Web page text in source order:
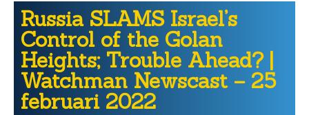
Russia SLAMS Israel’s
Control of the Golan
Heights; Trouble Ahead? |
Watchman Newscast – 25
februari 2022